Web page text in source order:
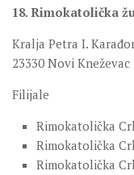
18. Rimokatolička
Kralja Petra I.
23330 Novi Kneževac
Filijale
Rimokatolička
Rimokatolička
Rimokatolička